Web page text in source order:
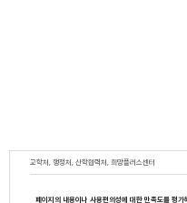
교학처, 행정처, 산학협력처, 희망플러스센터
페이지의 내용이나 사용편의성에 대한 만족도를 평가